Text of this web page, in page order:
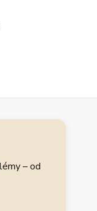
– od